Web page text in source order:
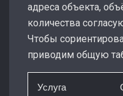
адреса объекта,
количества
Чтобы
приводим общую
Услуга